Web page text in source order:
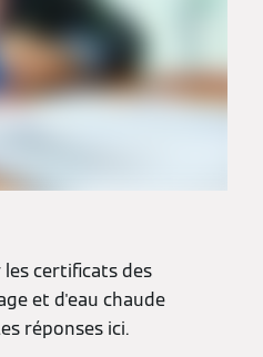
certificats des
et d'eau chaude
réponses ici.